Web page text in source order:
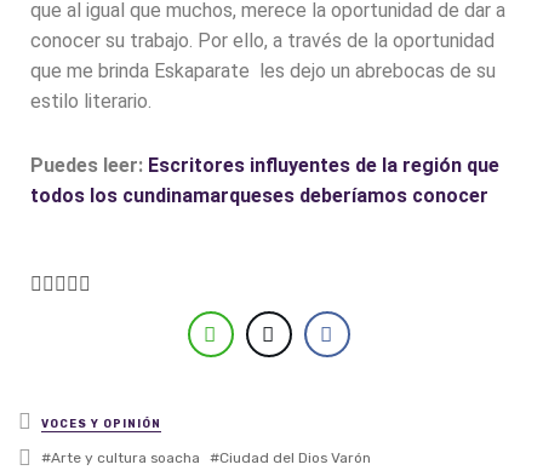
que al igual que muchos, merece la oportunidad de dar a
conocer su trabajo. Por ello, a través de la oportunidad
que me brinda Eskaparate les dejo un abrebocas de su
estilo literario.
Puedes leer: Escritores influyentes de la región que
todos los cundinamarqueses deberíamos conocer
    
Posted in
VOCES Y OPINIÓN
Tagged with
Arte y cultura soacha
Ciudad del Dios Varón